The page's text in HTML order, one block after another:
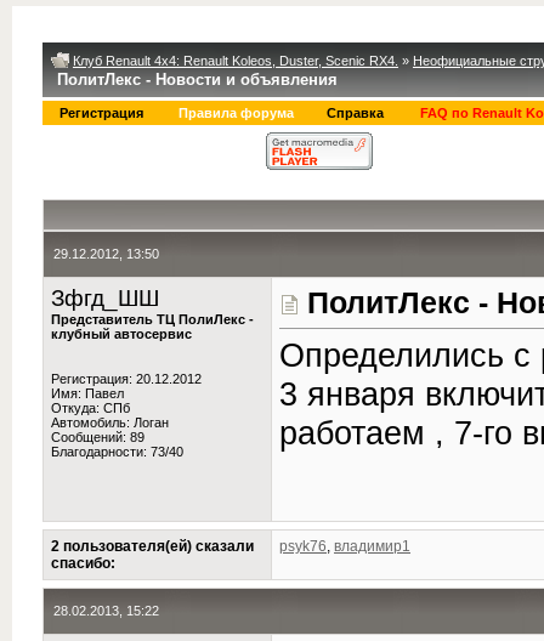
Клуб Renault 4x4: Renault Koleos, Duster, Scenic RX4. » Неофициальные
ПолитЛекс - Новости и объявления
Регистрация Правила форума Справка FAQ по Renault
29.12.2012, 13:50
Зфгд_ШШ
Представитель ТЦ ПолиЛекс -
клубный автосервис
Регистрация: 20.12.2012
Имя: Павел
Откуда: СПб
Автомобиль: Логан
Сообщений: 89
Благодарности: 73/40
ПолитЛекс -
Определились с
3 января
работаем , 7-го
2 пользователя(ей) сказали
cпасибо:
psyk76, владимир1
28.02.2013, 15:22